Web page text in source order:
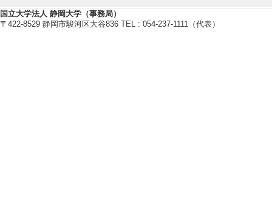
国立大学法人 静岡大学（事務局）
〒422-8529 静岡市駿河区大谷836 TEL : 054-237-1111（代表）